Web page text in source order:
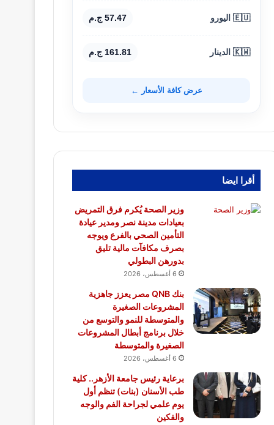
🇪🇺 اليورو 57.47 ج.م
🇰🇼 الدينار 161.81 ج.م
عرض كافة الأسعار ←
أقرا ايضا
وزير الصحة يُكرم فرق التمريض
بعيادات مدينة نصر ومدير عيادة
التأمين الصحي بالفرع ويوجه
بصرف مكافآت مالية تليق
بدورهن البطولي
6 أغسطس، 2026
بنك QNB مصر يعزز جاهزية
المشروعات الصغيرة
والمتوسطة للنمو والتوسع من
خلال برنامج أبطال المشروعات
الصغيرة والمتوسطة
6 أغسطس، 2026
برعاية رئيس جامعة الأزهر.. كلية
طب الأسنان (بنات) تنظم أول
يوم علمي لجراحة الفم والوجه
والفكين